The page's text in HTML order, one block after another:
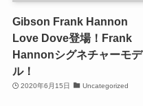
Gibson Frank Hannon
Love Dove登場！Frank
Hannonシグネチャーモデ
ル！
2020年6月15日 Uncategorized